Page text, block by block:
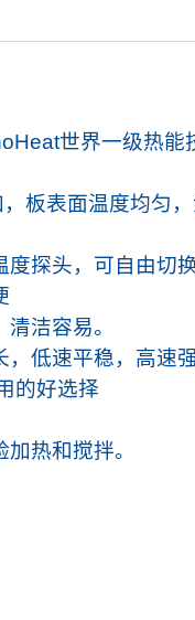
世界一级热能
板表面温度均匀
探头，可自由切换
洁容易。
，低速平稳，高速
的好选择
热和搅拌。